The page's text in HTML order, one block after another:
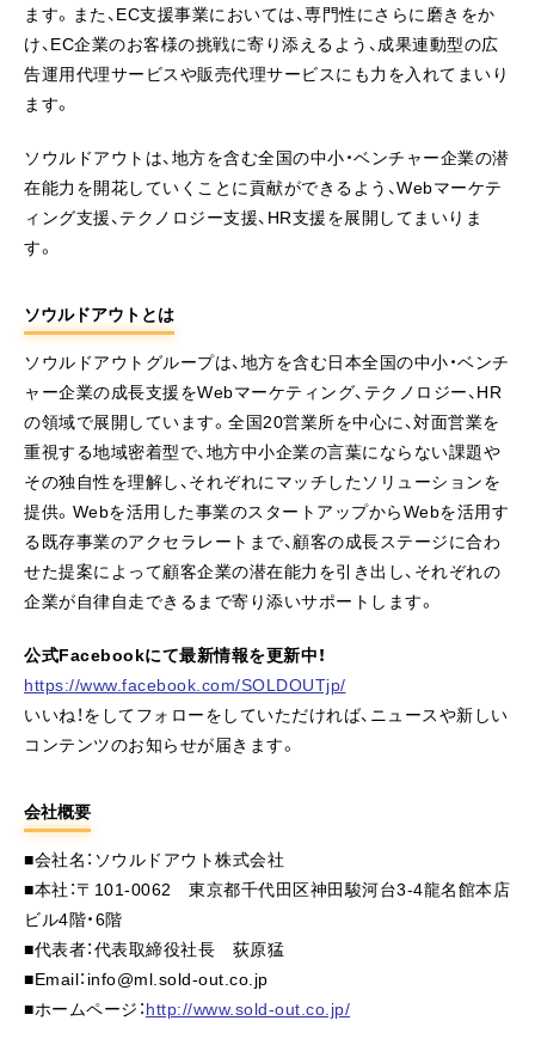
ます。また、EC支援事業においては、専門性にさらに磨きをか
け、EC企業のお客様の挑戦に寄り添えるよう、成果連動型の広
告運用代理サービスや販売代理サービスにも力を入れてまいり
ます。
ソウルドアウトは、地方を含む全国の中小・ベンチャー企業の潜
在能力を開花していくことに貢献ができるよう、Webマーケテ
ィング支援、テクノロジー支援、HR支援を展開してまいりま
す。
ソウルドアウトとは
ソウルドアウトグループは、地方を含む日本全国の中小・ベンチ
ャー企業の成長支援をWebマーケティング、テクノロジー、HR
の領域で展開しています。全国20営業所を中心に、対面営業を
重視する地域密着型で、地方中小企業の言葉にならない課題や
その独自性を理解し、それぞれにマッチしたソリューションを
提供。Webを活用した事業のスタートアップからWebを活用す
る既存事業のアクセラレートまで、顧客の成長ステージに合わ
せた提案によって顧客企業の潜在能力を引き出し、それぞれの
企業が自律自走できるまで寄り添いサポートします。
公式Facebookにて最新情報を更新中！
https://www.facebook.com/SOLDOUTjp/
いいね！をしてフォローをしていただければ、ニュースや新しい
コンテンツのお知らせが届きます。
会社概要
■会社名：ソウルドアウト株式会社
■本社：〒101-0062 東京都千代田区神田駿河台3-4龍名館本店
ビル4階・6階
■代表者：代表取締役社長 荻原猛
■Email：info@ml.sold-out.co.jp
■ホームページ：http://www.sold-out.co.jp/